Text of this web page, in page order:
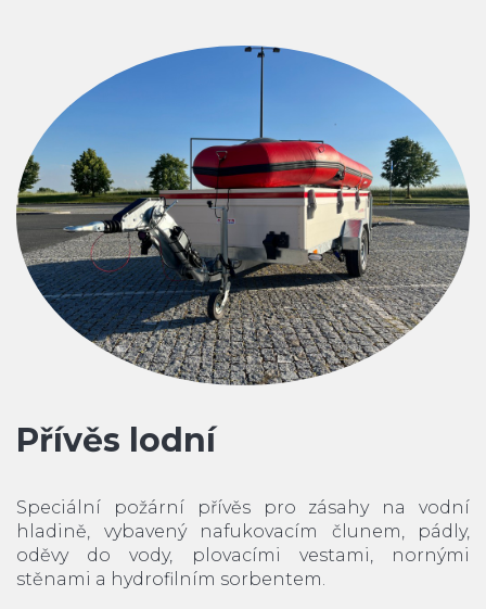
Přívěs lodní
Speciální požární přívěs pro zásahy na vodní
hladině, vybavený nafukovacím člunem, pádly,
oděvy do vody, plovacími vestami, nornými
stěnami a hydrofilním sorbentem.